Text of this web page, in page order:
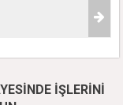
İŞLERİNİ